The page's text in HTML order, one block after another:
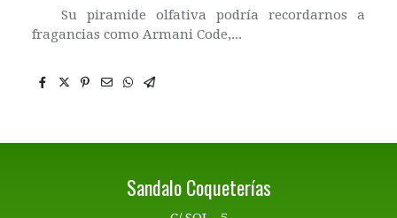
Su piramide olfativa podría recordarnos a
fragancias como Armani Code,...
Sandalo Coqueterías